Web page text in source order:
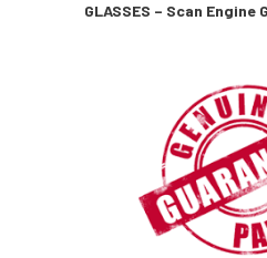
GLASSES – Scan Engine